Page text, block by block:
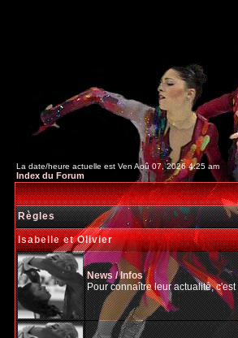
La date/heure actuelle est Ven Aoû 07, 2026 4:25 am
Index du Forum
Règles
Isabelle et Olivier
News / Infos
Pour connaître leur actualité, c'est